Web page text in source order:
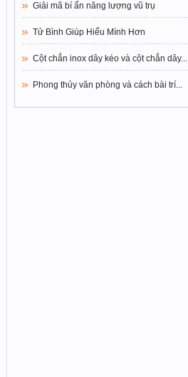
Giải mã bí ẩn năng lượng vũ trụ
Tử Bình Giúp Hiểu Mình Hơn
Cột chắn inox dây kéo và cột chắn dây...
Phong thủy văn phòng và cách bài trí...